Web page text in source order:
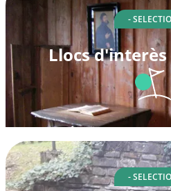
-
Llocs
-